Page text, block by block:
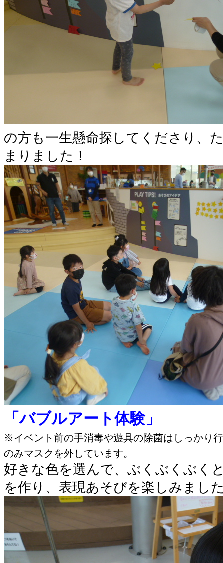
の方も一生懸命探してくださり、
まりました！
「バブルアート体験」
※イベント前の手消毒や遊具の除菌はしっかり
のみマスクを外しています。
好きな色を選んで、ぶくぶくぶく
を作り、表現あそびを楽しみまし